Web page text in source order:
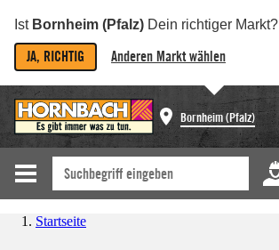
Ist Bornheim (Pfalz) Dein richtiger Markt?
JA, RICHTIG Anderen Markt wählen
Bornheim (Pfalz)
Startseite